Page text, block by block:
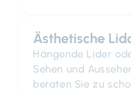
Ästhetische
Hängende Lider
Sehen und
beraten Sie zu